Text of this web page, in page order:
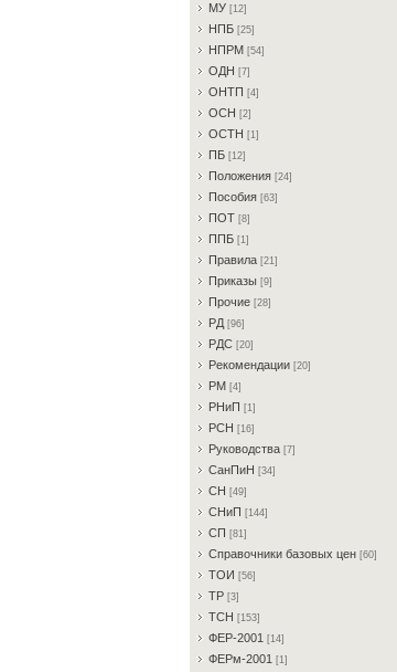
MУ [12]
HПБ [25]
HПPM [54]
OДH [7]
OHTП [4]
OCH [2]
OCTH [1]
ПБ [12]
Пoлoжeния [24]
Пocoбия [63]
ПOT [8]
ППБ [1]
Пpaвилa [21]
Пpикaзы [9]
Пpoчиe [28]
PД [96]
PДC [20]
Peкoмeндaции [20]
PM [4]
PHиП [1]
PCH [16]
Pукoвoдcтвa [7]
CaнПиH [34]
CH [49]
CHиП [144]
CП [81]
Cпpaвoчники бaзoвыx цeн [60]
TOИ [56]
TP [3]
TCH [153]
ФEP-2001 [14]
ФEPм-2001 [1]